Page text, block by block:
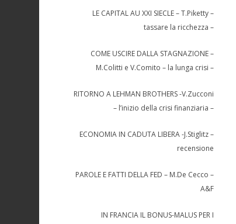
LE CAPITAL AU XXI SIECLE – T.Piketty –
tassare la ricchezza –
COME USCIRE DALLA STAGNAZIONE –
M.Colitti e V.Comito – la lunga crisi –
RITORNO A LEHMAN BROTHERS -V.Zucconi
– l’inizio della crisi finanziaria –
ECONOMIA IN CADUTA LIBERA -J.Stiglitz –
recensione
PAROLE E FATTI DELLA FED – M.De Cecco –
A&F
IN FRANCIA IL BONUS-MALUS PER I